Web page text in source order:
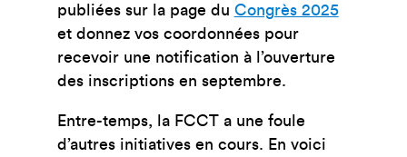
publiées sur la page du Congrès 2025
et donnez vos coordonnées pour
recevoir une notification à l’ouverture
des inscriptions en septembre.
Entre-temps, la FCCT a une foule
d’autres initiatives en cours. En voici